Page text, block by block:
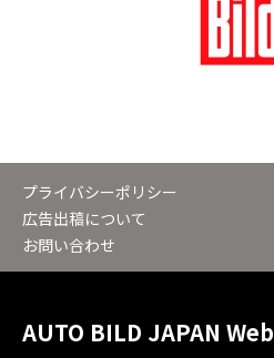
プライバシーポリシー
広告出稿について
お問い合わせ
AUTO BILD JAPAN Web